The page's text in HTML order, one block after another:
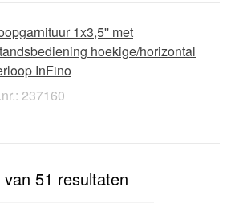
1x3,5'' met
hoekige/horizontal
InFino
237160
van 51 resultaten